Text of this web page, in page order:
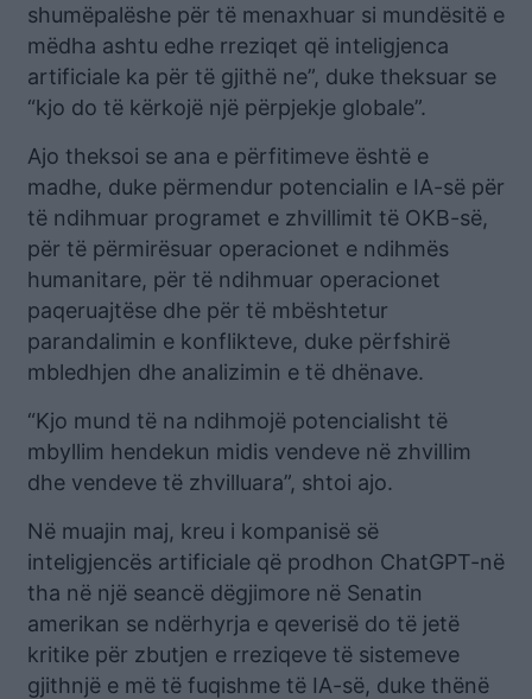
shumëpalëshe për të menaxhuar si mundësitë e
mëdha ashtu edhe rreziqet që inteligjenca
artificiale ka për të gjithë ne”, duke theksuar se
“kjo do të kërkojë një përpjekje globale”.
Ajo theksoi se ana e përfitimeve është e
madhe, duke përmendur potencialin e IA-së për
të ndihmuar programet e zhvillimit të OKB-së,
për të përmirësuar operacionet e ndihmës
humanitare, për të ndihmuar operacionet
paqeruajtëse dhe për të mbështetur
parandalimin e konflikteve, duke përfshirë
mbledhjen dhe analizimin e të dhënave.
“Kjo mund të na ndihmojë potencialisht të
mbyllim hendekun midis vendeve në zhvillim
dhe vendeve të zhvilluara”, shtoi ajo.
Në muajin maj, kreu i kompanisë së
inteligjencës artificiale që prodhon ChatGPT-në
tha në një seancë dëgjimore në Senatin
amerikan se ndërhyrja e qeverisë do të jetë
kritike për zbutjen e rreziqeve të sistemeve
gjithnjë e më të fuqishme të IA-së, duke thënë